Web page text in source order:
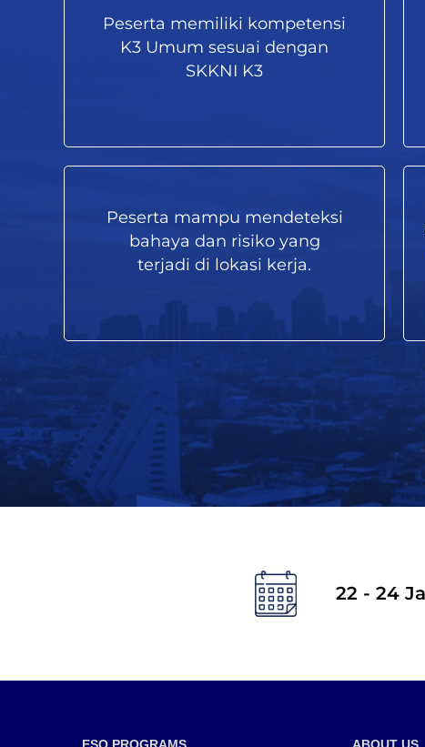
Peserta memiliki kompetensi
K3 Umum sesuai dengan
SKKNI K3
Peserta mampu mendeteksi
bahaya dan risiko yang
terjadi di lokasi kerja.
22 - 24